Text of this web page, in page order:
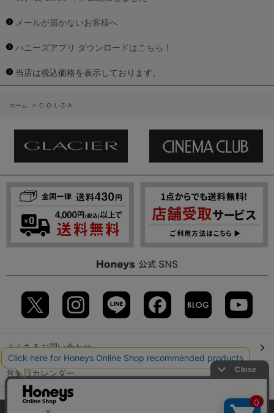
メールが届かないお客様へ
ハニーズアプリ ダウンロードはこちら！
当店は税込価格を表示しております。
ホーム > C･O･L･Z･A
よくあるお問い合わせ
営業日カレンダー
店舗検索